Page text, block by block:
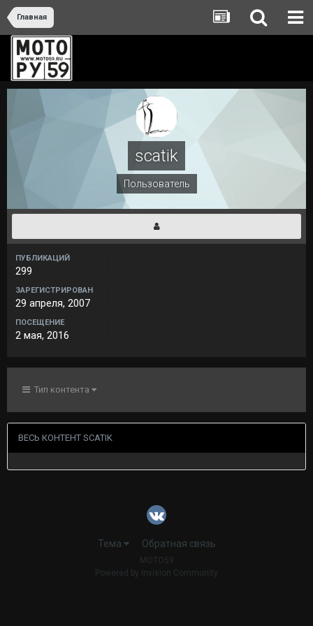
Главная
scatik
Пользователь
ПУБЛИКАЦИЙ
299
ЗАРЕГИСТРИРОВАН
29 апреля, 2007
ПОСЕЩЕНИЕ
2 мая, 2016
Тип контента
ВЕСЬ КОНТЕНТ SCATIK
Тема Обратная связь
MOTO59
Powered by Invision Community